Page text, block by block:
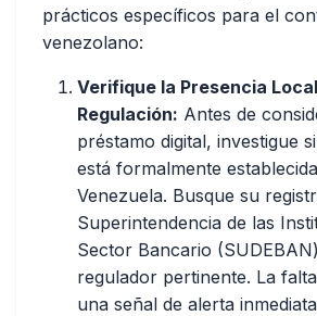
prácticos específicos para el
venezolano:
Verifique la Presencia
Regulación: Antes de
préstamo digital, investigue
está formalmente
Venezuela. Busque su
Superintendencia de las
Sector Bancario
regulador pertinente. La
una señal de alerta